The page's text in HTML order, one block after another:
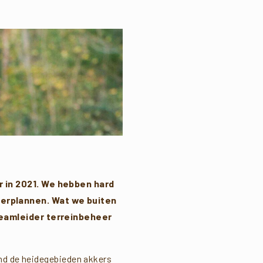
2021. We hebben hard
Wat we buiten
terreinbeheer
de heidegebieden akkers